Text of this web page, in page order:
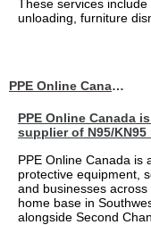
These services
unloading, furniture
PPE Online Canada – Bulk PPE Supplier | N95, Gloves, Masks & Medical Supplies
PPE Online Canada
supplier of N95/
PPE Online Canada is
protective equipment,
and businesses
home base in
alongside Second